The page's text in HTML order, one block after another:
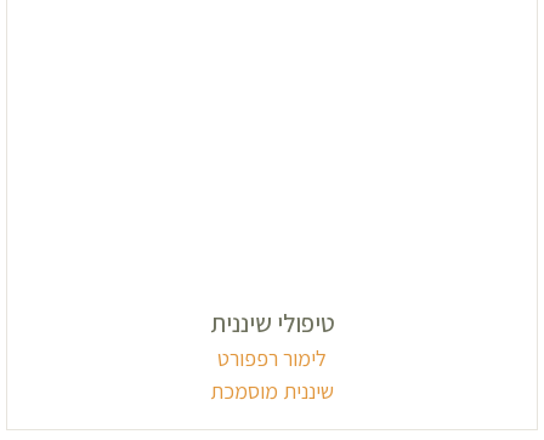
טיפולי שיננית
לימור רפפורט
שיננית מוסמכת